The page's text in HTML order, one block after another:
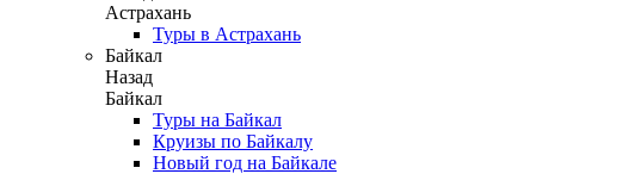
Астрахань
Туры в Астрахань
Байкал
Назад
Байкал
Туры на Байкал
Круизы по Байкалу
Новый год на Байкале